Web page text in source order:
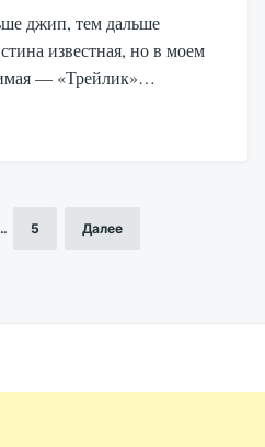
джип, тем дальше
известная, но в моем
— «Трейлик»…
5 Далее